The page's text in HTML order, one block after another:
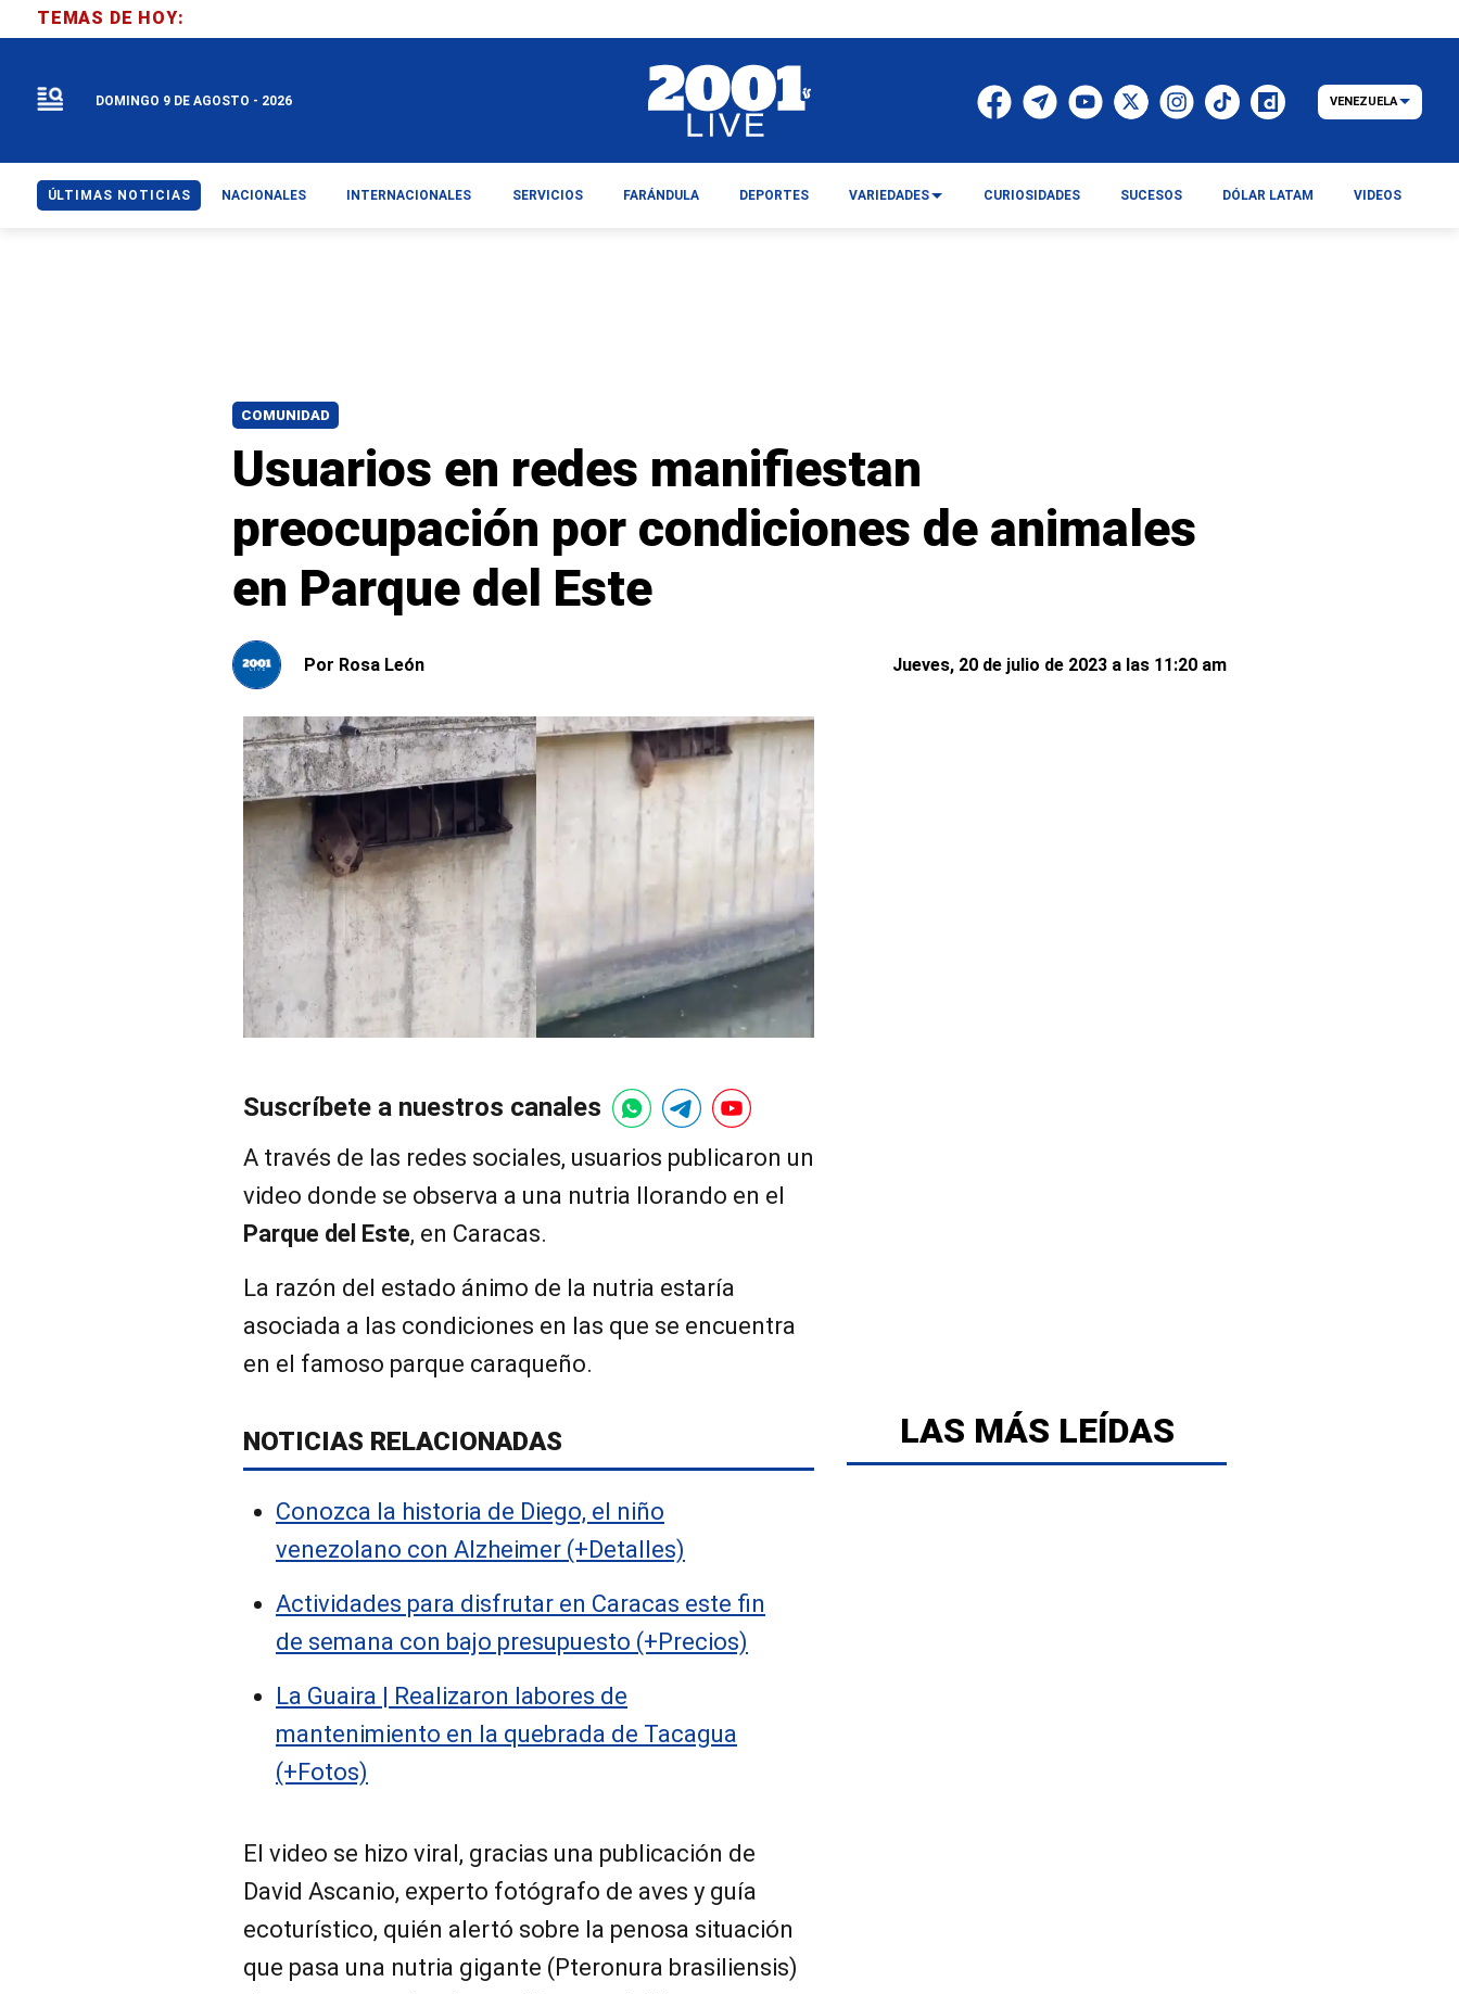
COMUNIDAD
Usuarios en redes manifiestan
preocupación por condiciones de animales
en Parque del Este
Por Rosa León Jueves, 20 de julio de 2023 a las 11:20 am
Suscríbete a nuestros canales
A través de las redes sociales, usuarios publicaron un
video donde se observa a una nutria llorando en el
Parque del Este, en Caracas.
La razón del estado ánimo de la nutria estaría
asociada a las condiciones en las que se encuentra
en el famoso parque caraqueño.
NOTICIAS RELACIONADAS
Conozca la historia de Diego, el niño
venezolano con Alzheimer (+Detalles)
Actividades para disfrutar en Caracas este fin
de semana con bajo presupuesto (+Precios)
La Guaira | Realizaron labores de
mantenimiento en la quebrada de Tacagua
(+Fotos)
El video se hizo viral, gracias una publicación de
David Ascanio, experto fotógrafo de aves y guía
ecoturístico, quién alertó sobre la penosa situación
que pasa una nutria gigante (Pteronura brasiliensis)
LAS MÁS LEÍDAS
TEMAS DE HOY:
DOMINGO 9 DE AGOSTO - 2026 VENEZUELA
ÚLTIMAS NOTICIAS NACIONALES INTERNACIONALES SERVICIOS FARÁNDULA DEPORTES VARIEDADES CURIOSIDADES SUCESOS DÓLAR LATAM VIDEOS